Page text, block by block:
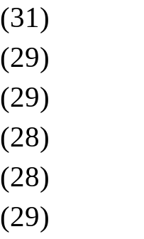
(31)
(29)
(29)
(28)
(28)
(29)